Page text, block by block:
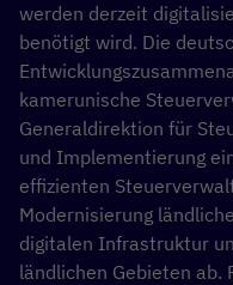
werden derzeit
benötigt wird. Die
kamerunische
Generaldirektion für
und Implementierung
effizienten
Modernisierung
digitalen Infrastruktur
ländlichen Gebieten ab.